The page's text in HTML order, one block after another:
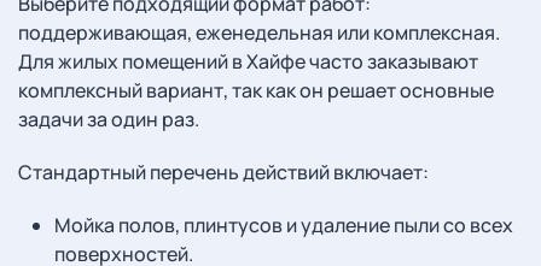
поддерживающая, еженедельная или комплексная.
Для жилых помещений в Хайфе часто заказывают
комплексный вариант, так как он решает основные
задачи за один раз.
Стандартный перечень действий включает:
Мойка полов, плинтусов и удаление пыли со всех
поверхностей.